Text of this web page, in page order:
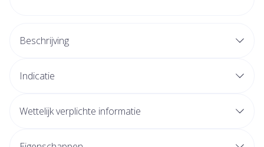
Beschrijving
Indicatie
Wettelijk verplichte informatie